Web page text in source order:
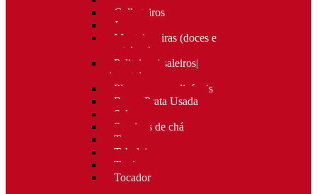
Galheteiros
Jarras
Manteigueiras (doces e
manteigas)
Paliteiros | saleiros|
pimenteiros
Placas personalizáveis
Rocas Prata Usada
Salvas
Serviços de chá
Taças
Tabuleiros
Terrinas
Tocador